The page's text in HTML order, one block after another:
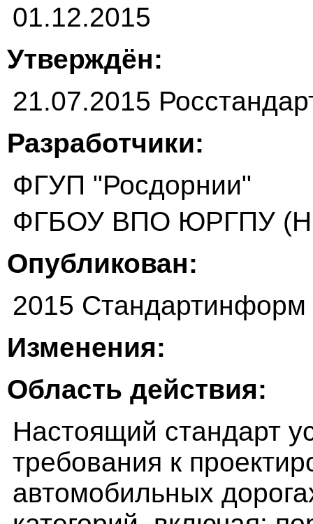
01.12.2015
Утверждён:
21.07.2015
Разработчики:
ФГУП "Росдорнии"
ФГБОУ ВПО ЮРГПУ
Опубликован:
2015 Стандартинформ
Изменения:
Область действия:
Настоящий стандарт
требования к
автомобильных